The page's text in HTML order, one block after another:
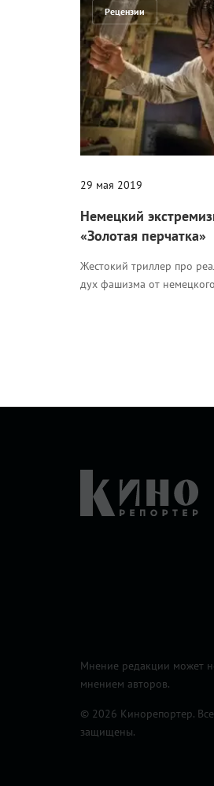
Рецензии
29 мая 2019
Немецкий
«Золотая перчатка»
Жестокий триллер про
дух фашизма от
Мнение редакции может
мнением авторов.
© 2026 Кинорепортер.
защищены.